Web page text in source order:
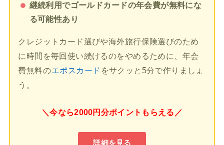
継続利用でゴールドカードの年会費が無料にな
る可能性あり
クレジットカード選びや海外旅行保険選びのため
に時間を毎回使い続けるのをやめるために、年会
費無料のエポスカード をサクッと5分で作りましょ
う。
＼今なら2000円分ポイントもらえる／
詳細を見る